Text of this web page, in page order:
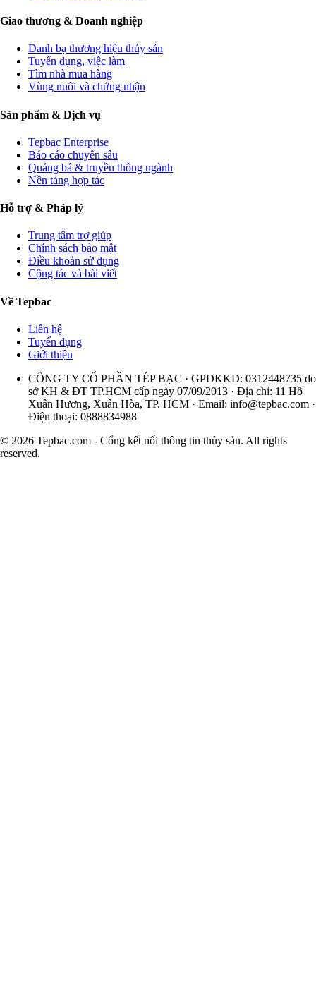
Giao thương & Doanh nghiệp
Danh bạ thương hiệu thủy sản
Tuyển dụng, việc làm
Tìm nhà mua hàng
Vùng nuôi và chứng nhận
Sản phẩm & Dịch vụ
Tepbac Enterprise
Báo cáo chuyên sâu
Quảng bá & truyền thông ngành
Nền tảng hợp tác
Hỗ trợ & Pháp lý
Trung tâm trợ giúp
Chính sách bảo mật
Điều khoản sử dụng
Cộng tác và bài viết
Về Tepbac
Liên hệ
Tuyển dụng
Giới thiệu
CÔNG TY CỔ PHẦN TÉP BẠC · GPDKKD: 0312448735 do
sở KH & ĐT TP.HCM cấp ngày 07/09/2013 · Địa chỉ: 11 Hồ
Xuân Hương, Xuân Hòa, TP. HCM · Email: info@tepbac.com ·
Điện thoại: 0888834988
© 2026 Tepbac.com - Cổng kết nối thông tin thủy sản. All rights
reserved.